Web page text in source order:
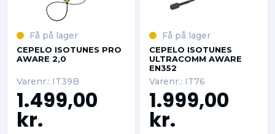
Få på lager
CEPELO ISOTUNES PRO
AWARE 2,0
Varenr.: IT39B
1.499,00
kr.
Få på lager
CEPELO ISOTUNES
ULTRACOMM AWARE
EN352
Varenr.: IT76
1.999,00
kr.